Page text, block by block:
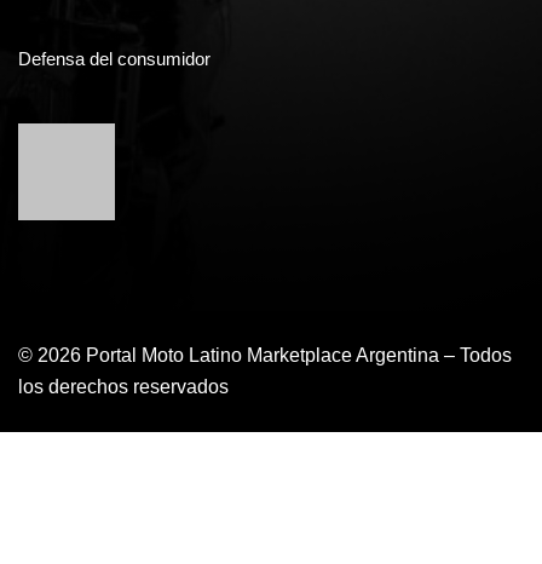
Defensa del consumidor
© 2026 Portal Moto Latino Marketplace Argentina – Todos
los derechos reservados